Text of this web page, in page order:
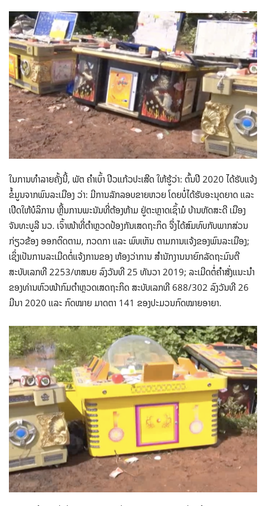
ໃນການທໍາລາຍຄັ້ງນີ້, ພັຕ ຄໍາເບົ້າ ປີວແກ້ວປະເສີດ ໃຫ້ຮູ້ວ່າ: ຕົ້ນປີ 2020 ໄດ້ຮັບແຈ້ງ
ຂໍ້ມູນຈາກພົນລະເມືອງ ວ່າ: ມີການລັກລອບຂາຍຫວຍ ໂດຍບໍ່ໄດ້ຮັບອະນຸດຍາດ ແລະ
ເປີດໃຫ້ບໍລິການ ຫຼີ້ນການພະນັນທີ່ຕ້ອງຫ້າມ ຢູ່ຕະຫຼາດເຊົ້າມໍ ບ້ານຫັດສະດີ ເມືອງ
ຈັນທະບູລີ ນວ. ເຈົ້າໜ້າທີ່ຕໍາຫຼວດປ້ອງກັນເສດຖະກິດ ຈຶ່ງໄດ້ສົມທົບກັບພາກສ່ວນ
ກ່ຽວຂ້ອງ ອອກຕິດຕາມ, ກວດກາ ແລະ ພົບເຫັນ ຕາມການແຈ້ງຂອງພົນລະເມືອງ;
ເຊິ່ງເປັນການລະເມີດຕໍ່ແຈ້ງການຂອງ ຫ້ອງວ່າການ ສໍານັກງານນາຍົກລັດຖະມົນຕີ
ສະບັບເລກທີ 2253/ຫສນຍ ລົງວັນທີ 25 ທັນວາ 2019; ລະເມີດຕໍ່ຄໍາສັ່ງແນະນໍາ
ຂອງທ່ານຫົວໜ້າກົມຕໍາຫຼວດເສດຖະກິດ ສະບັບເລກທີ 688/302 ລົງວັນທີ 26
ມີນາ 2020 ແລະ ກົດໝາຍ ມາດຕາ 141 ຂອງປະມວນກົດໝາຍອາຍາ.